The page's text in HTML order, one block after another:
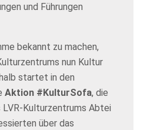
und Führungen
bekannt zu machen,
nun Kultur
startet in den
Aktion #KulturSofa, die
Kulturzentrums Abtei
über das